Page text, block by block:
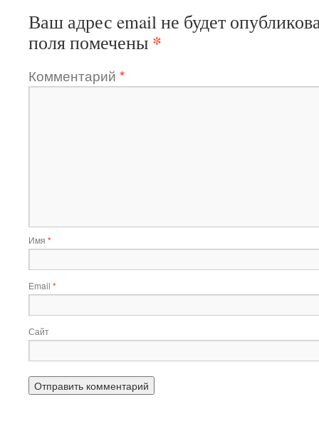
Ваш адрес email не будет
поля помечены *
Комментарий *
Имя *
Email *
Сайт